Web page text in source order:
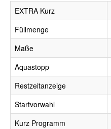
EXTRA Kurz
Füllmenge
Maße
Aquastopp
Restzeitanzeige
Startvorwahl
Kurz Programm